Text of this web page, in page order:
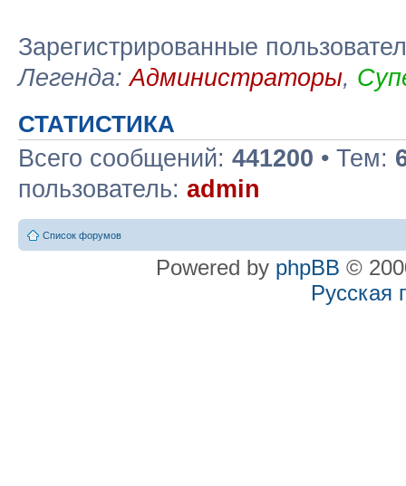
Зарегистрированные
Легенда:Администраторы,
СТАТИСТИКА
Всего сообщений: 441200 • Тем:
пользователь: admin
Список форумов
Powered by phpBB ©
Русская